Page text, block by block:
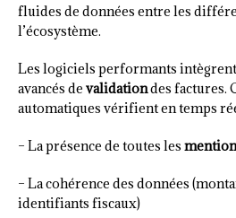
fluides de données entre les
l’écosystème.
Les logiciels performants
avancés de validationdes factures.
automatiques vérifient en temps
– La présence de toutes les
– La cohérence des données
identifiants fiscaux)